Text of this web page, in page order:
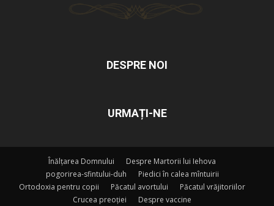
DESPRE NOI
URMAȚI-NE
Înălțarea Domnului
Despre Martorii lui Iehova
pogorirea-sfintului-duh
Piedici în calea mîntuirii
Ortodoxia pentru copii
Păcatul avortului
Păcatul vrăjitoriilor
Crucea preoției
Despre vaccine